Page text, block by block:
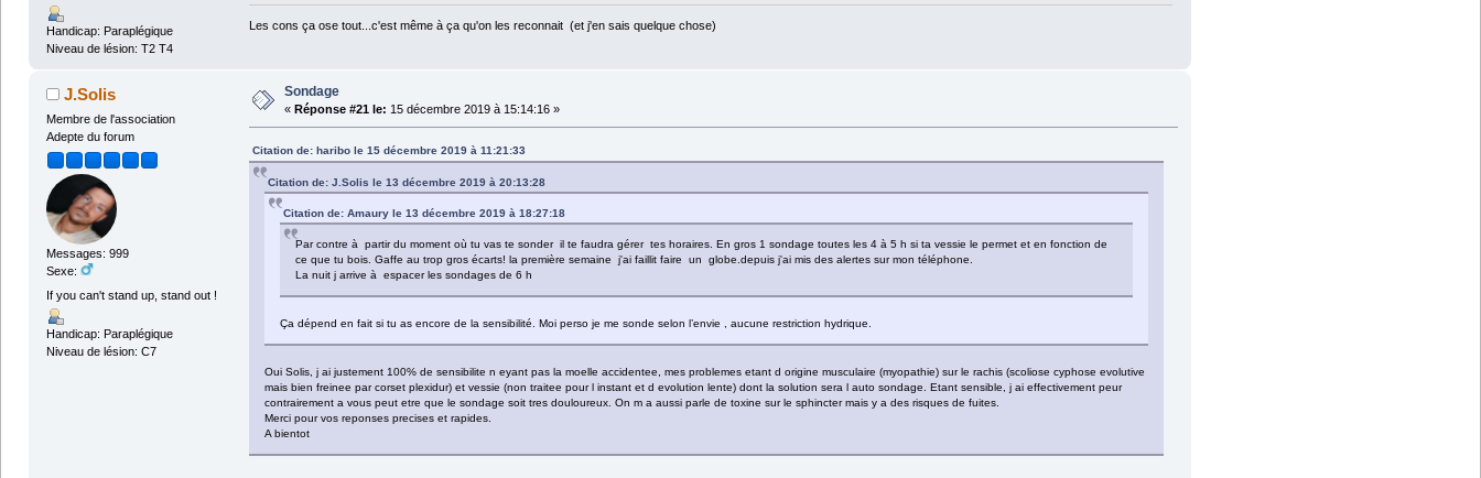
Handicap: Paraplégique
Niveau de lésion: T2 T4
Les cons ça ose tout...c'est même à ça qu'on les reconnait (et j'en sais quelque chose)
J.Solis
Membre de l'association
Adepte du forum
Messages: 999
Sexe:
If you can't stand up, stand out !
Handicap: Paraplégique
Niveau de lésion: C7
Sondage
« Réponse #21 le: 15 décembre 2019 à 15:14:16 »
Citation de: haribo le 15 décembre 2019 à 11:21:33
Citation de: J.Solis le 13 décembre 2019 à 20:13:28
Citation de: Amaury le 13 décembre 2019 à 18:27:18
Par contre à partir du moment où tu vas te sonder il te faudra gérer tes horaires. En gros 1 sondage toutes les 4 à 5 h si ta vessie le permet et en fonction de
ce que tu bois. Gaffe au trop gros écarts! la première semaine j'ai faillit faire un globe.depuis j'ai mis des alertes sur mon téléphone.
La nuit j arrive à espacer les sondages de 6 h
Ça dépend en fait si tu as encore de la sensibilité. Moi perso je me sonde selon l’envie , aucune restriction hydrique.
Oui Solis, j ai justement 100% de sensibilite n eyant pas la moelle accidentee, mes problemes etant d origine musculaire (myopathie) sur le rachis (scoliose cyphose evolutive
mais bien freinee par corset plexidur) et vessie (non traitee pour l instant et d evolution lente) dont la solution sera l auto sondage. Etant sensible, j ai effectivement peur
contrairement a vous peut etre que le sondage soit tres douloureux. On m a aussi parle de toxine sur le sphincter mais y a des risques de fuites.
Merci pour vos reponses precises et rapides.
A bientot